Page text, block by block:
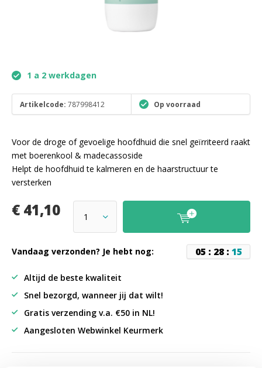
1 a 2 werkdagen
Artikelcode: 787998412 Op voorraad
Voor de droge of gevoelige hoofdhuid die snel geïrriteerd raakt
met boerenkool & madecassoside
Helpt de hoofdhuid te kalmeren en de haarstructuur te
versterken
€ 41,10
Vandaag verzonden? Je hebt nog: 05 : 28: 15
Altijd de beste kwaliteit
Snel bezorgd, wanneer jij dat wilt!
Gratis verzending v.a. €50 in NL!
Aangesloten Webwinkel Keurmerk